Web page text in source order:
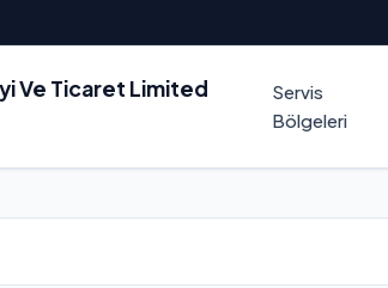
Ve Ticaret Limited
Servis
Bölgeleri